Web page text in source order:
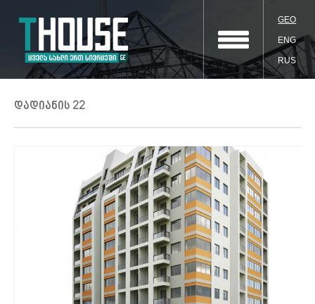
GEO
ENG
RUS
დადიანის 22